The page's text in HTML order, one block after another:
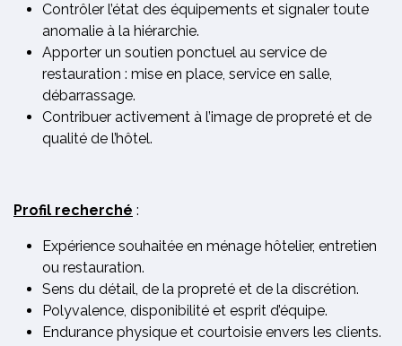
Contrôler l’état des équipements et signaler toute
anomalie à la hiérarchie.
Apporter un soutien ponctuel au service de
restauration : mise en place, service en salle,
débarrassage.
Contribuer activement à l’image de propreté et de
qualité de l’hôtel.
Profil recherché :
Expérience souhaitée en ménage hôtelier, entretien
ou restauration.
Sens du détail, de la propreté et de la discrétion.
Polyvalence, disponibilité et esprit d’équipe.
Endurance physique et courtoisie envers les clients.